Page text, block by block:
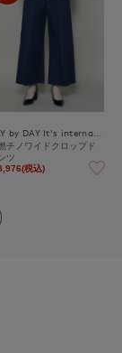
チノワイドクロップド
ツ
税込)